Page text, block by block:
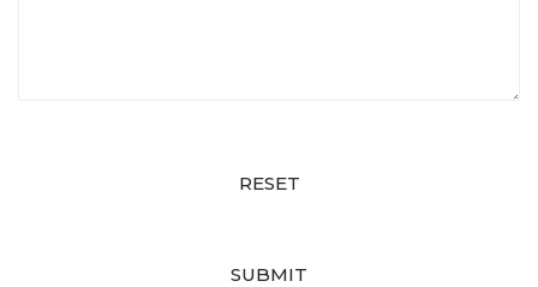
RESET
SUBMIT